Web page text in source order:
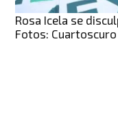
Rosa Icela se
Fotos: Cuartoscuro